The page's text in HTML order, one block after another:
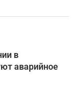
в
аварийное